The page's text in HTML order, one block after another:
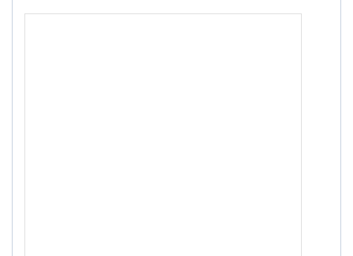
COTATION SPÉCIFIQUE